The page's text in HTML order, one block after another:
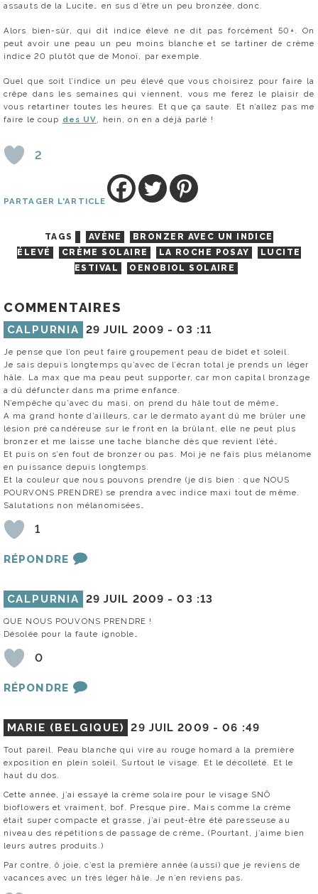
assauts de la Lucite… en sus d’être un peu bronzée, donc.
Alors bien-sûr, qui dit indice élevé ne dit pas forcément 50+. On
peut avoir une peau un peu moins blanche et se tartiner de crème
indice 20 plutôt que de Monoï, par exemple.
Quel que soit l’indice un peu élevé que vous choisirez pour faire la
crêpe dans les semaines qui viennent, vous me ferez le plaisir de
vous retartiner toutes les heures. Et que ça saute. Et n’allez pas me
faire le coup des UV , hein, on en a déjà parlé !
2
PARTAGER L'ARTICLE
TAGS AVÈNE
BRONZER AVEC UN INDICE
ÉLEVÉ
CRÈME SOLAIRE LA ROCHE POSAY
LUCITE
ESTIVAL
OENOBIOL SOLAIRE
COMMENTAIRES
CALPURNIA 29 JUIL 2009 -03 :11
Je pense que l’on peut faire groupement peau de bidet et soleil.
Je sais depuis longtemps qu’avec de l’écran total je prends un léger
hâle. La max que ma peau peut supporter, car mon capital bronzage
a dû défuncter dans ma prime enfance.
N’empêche qu’avec du masi, on prend du hâle tout de même…
A ma grand honte d’ailleurs, car le dermato ayant dû me brûler une
lésion pré candéreuse sur le front en la brûlant, elle ne peut plus
bronzer et me laisse une tache blanche dès que revient l’été…
Et puis on s’en fout de bronzer ou pas. Moi je ne fais plus mélanome
en puissance depuis longtemps.
Et la couleur que nous pouvons prendre (je dis bien : que NOUS
POURVONS PRENDRE) se prendra avec indice maxi tout de même.
Salutations non mélanomisées…
1
RÉPONDRE
CALPURNIA 29 JUIL 2009 -03 :13
QUE NOUS POUVONS PRENDRE !
Désolée pour la faute ignoble…
0
RÉPONDRE
MARIE (BELGIQUE) 29 JUIL 2009 -06 :49
Tout pareil. Peau blanche qui vire au rouge homard à la première
exposition en plein soleil. Surtout le visage. Et le décolleté. Et le
haut du dos.
Cette année, j’ai essayé la crème solaire pour le visage SNÖ
bioflowers et vraiment, bof. Presque pire… Mais comme la crème
était super compacte et grasse, j’ai peut-être été paresseuse au
niveau des répétitions de passage de crème… (Pourtant, j’aime bien
leurs autres produits.)
Par contre, ô joie, c’est la première année (aussi) que je reviens de
vacances avec un très léger hâle. Je n’en reviens pas.